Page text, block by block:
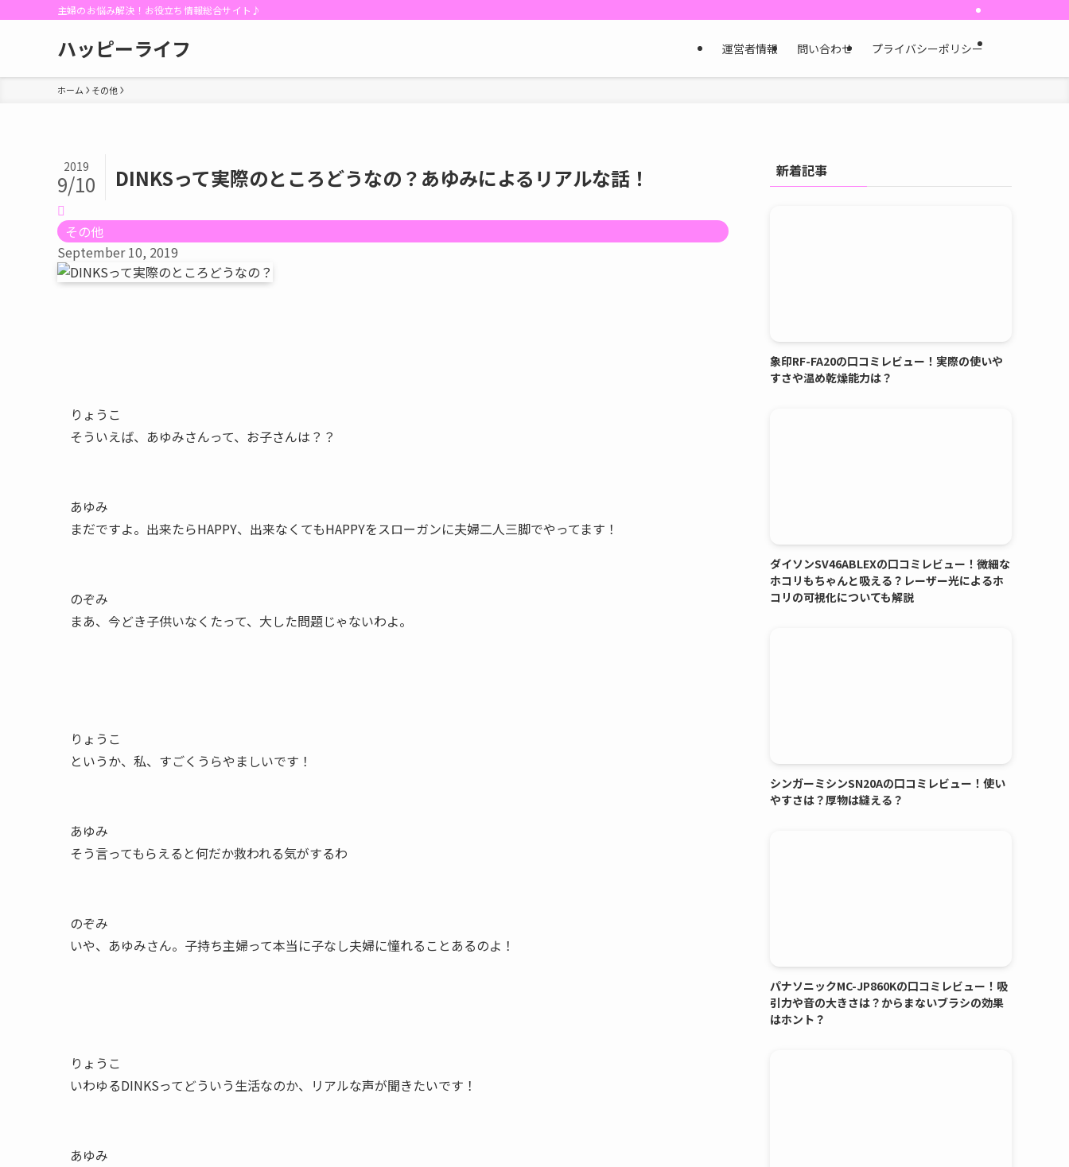
主婦のお悩み解決！お役立ち情報総合サイト♪
ハッピーライフ 運営者情報 問い合わせ プライバシーポリシー
ホーム その他
DINKSって実際のところどうなの？あゆみによるリアルな話！
2019
9/10
その他
September 10, 2019
りょうこ
そういえば、あゆみさんって、お子さんは？？
あゆみ
まだですよ。出来たらHAPPY、出来なくてもHAPPYをスローガンに夫婦二人三脚でやってます！
のぞみ
まあ、今どき子供いなくたって、大した問題じゃないわよ。
りょうこ
というか、私、すごくうらやましいです！
あゆみ
そう言ってもらえると何だか救われる気がするわ
のぞみ
いや、あゆみさん。子持ち主婦って本当に子なし夫婦に憧れることあるのよ！
りょうこ
いわゆるDINKSってどういう生活なのか、リアルな声が聞きたいです！
あゆみ
新着記事
象印RF-FA20の口コミレビュー！実際の使いや
すさや温め乾燥能力は？
ダイソンSV46ABLEXの口コミレビュー！微細な
ホコリもちゃんと吸える？レーザー光によるホ
コリの可視化についても解説
シンガーミシンSN20Aの口コミレビュー！使い
やすさは？厚物は縫える？
パナソニックMC-JP860Kの口コミレビュー！吸
引力や音の大きさは？からまないブラシの効果
はホント？